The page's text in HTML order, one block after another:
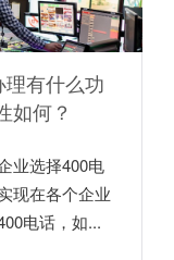
有什么功
如何？
业选择400电
现在各个企业
电话，如...